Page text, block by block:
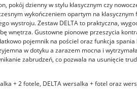
pokój dzienny w stylu klasycznym czy
wykończeniem opartym na
wystroju. Zestaw DELTA to praktyczna,
wnętrza. Gustowne pionowe przeszycia
pojemnik na pościel oraz funkcja
w dotyku a zarazem mocna i
zabrudzeń, co pozwala na usunięcie
+ 2 fotele, DELTA wersalka + fotel oraz